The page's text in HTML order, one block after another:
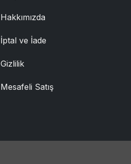
Hakkımızda
İptal ve İade
Gizlilik
Mesafeli Satış